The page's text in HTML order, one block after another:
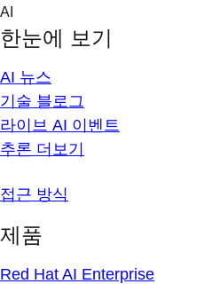
Skip
content
AI
한눈에 보기
AI 뉴스
기술 블로그
라이브 AI 이벤트
추론 더보기
접근 방식
제품
Red Hat AI Enterprise